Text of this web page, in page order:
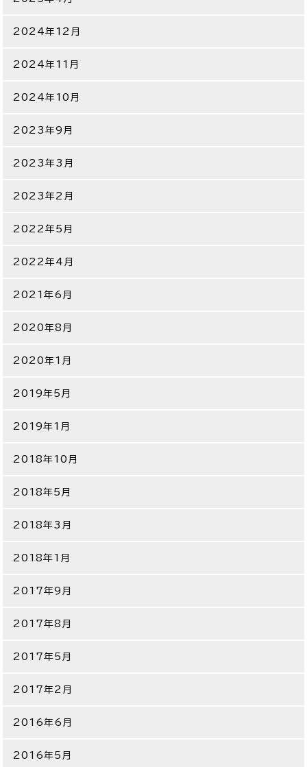
2024年12月
2024年11月
2024年10月
2023年9月
2023年3月
2023年2月
2022年5月
2022年4月
2021年6月
2020年8月
2020年1月
2019年5月
2019年1月
2018年10月
2018年5月
2018年3月
2018年1月
2017年9月
2017年8月
2017年5月
2017年2月
2016年6月
2016年5月